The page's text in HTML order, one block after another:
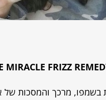
MIRACLE FRIZZ
מרכך והמסכות של